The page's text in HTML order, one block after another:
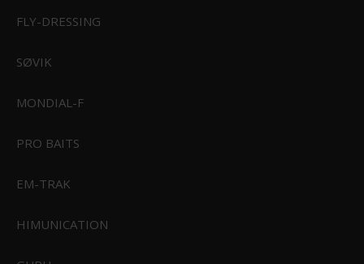
Sealskinz Upwell WP Heated Cycle Handske
1.799,95 DKK
FLY-DRESSING
SØVIK
MONDIAL-F
PRO BAITS
EM-TRAK
HIMUNICATION